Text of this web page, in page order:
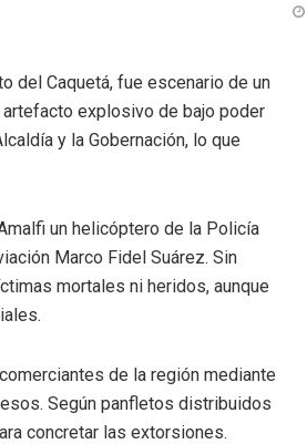
del Caquetá, fue escenario de un
explosivo de bajo poder
y la Gobernación, lo que
un helicóptero de la Policía
Marco Fidel Suárez. Sin
mortales ni heridos, aunque
de la región mediante
Según panfletos distribuidos
concretar las extorsiones.